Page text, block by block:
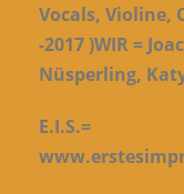
Vocals, Violine,
-2017 )WIR =
Nüsperling,
E.I.S.=